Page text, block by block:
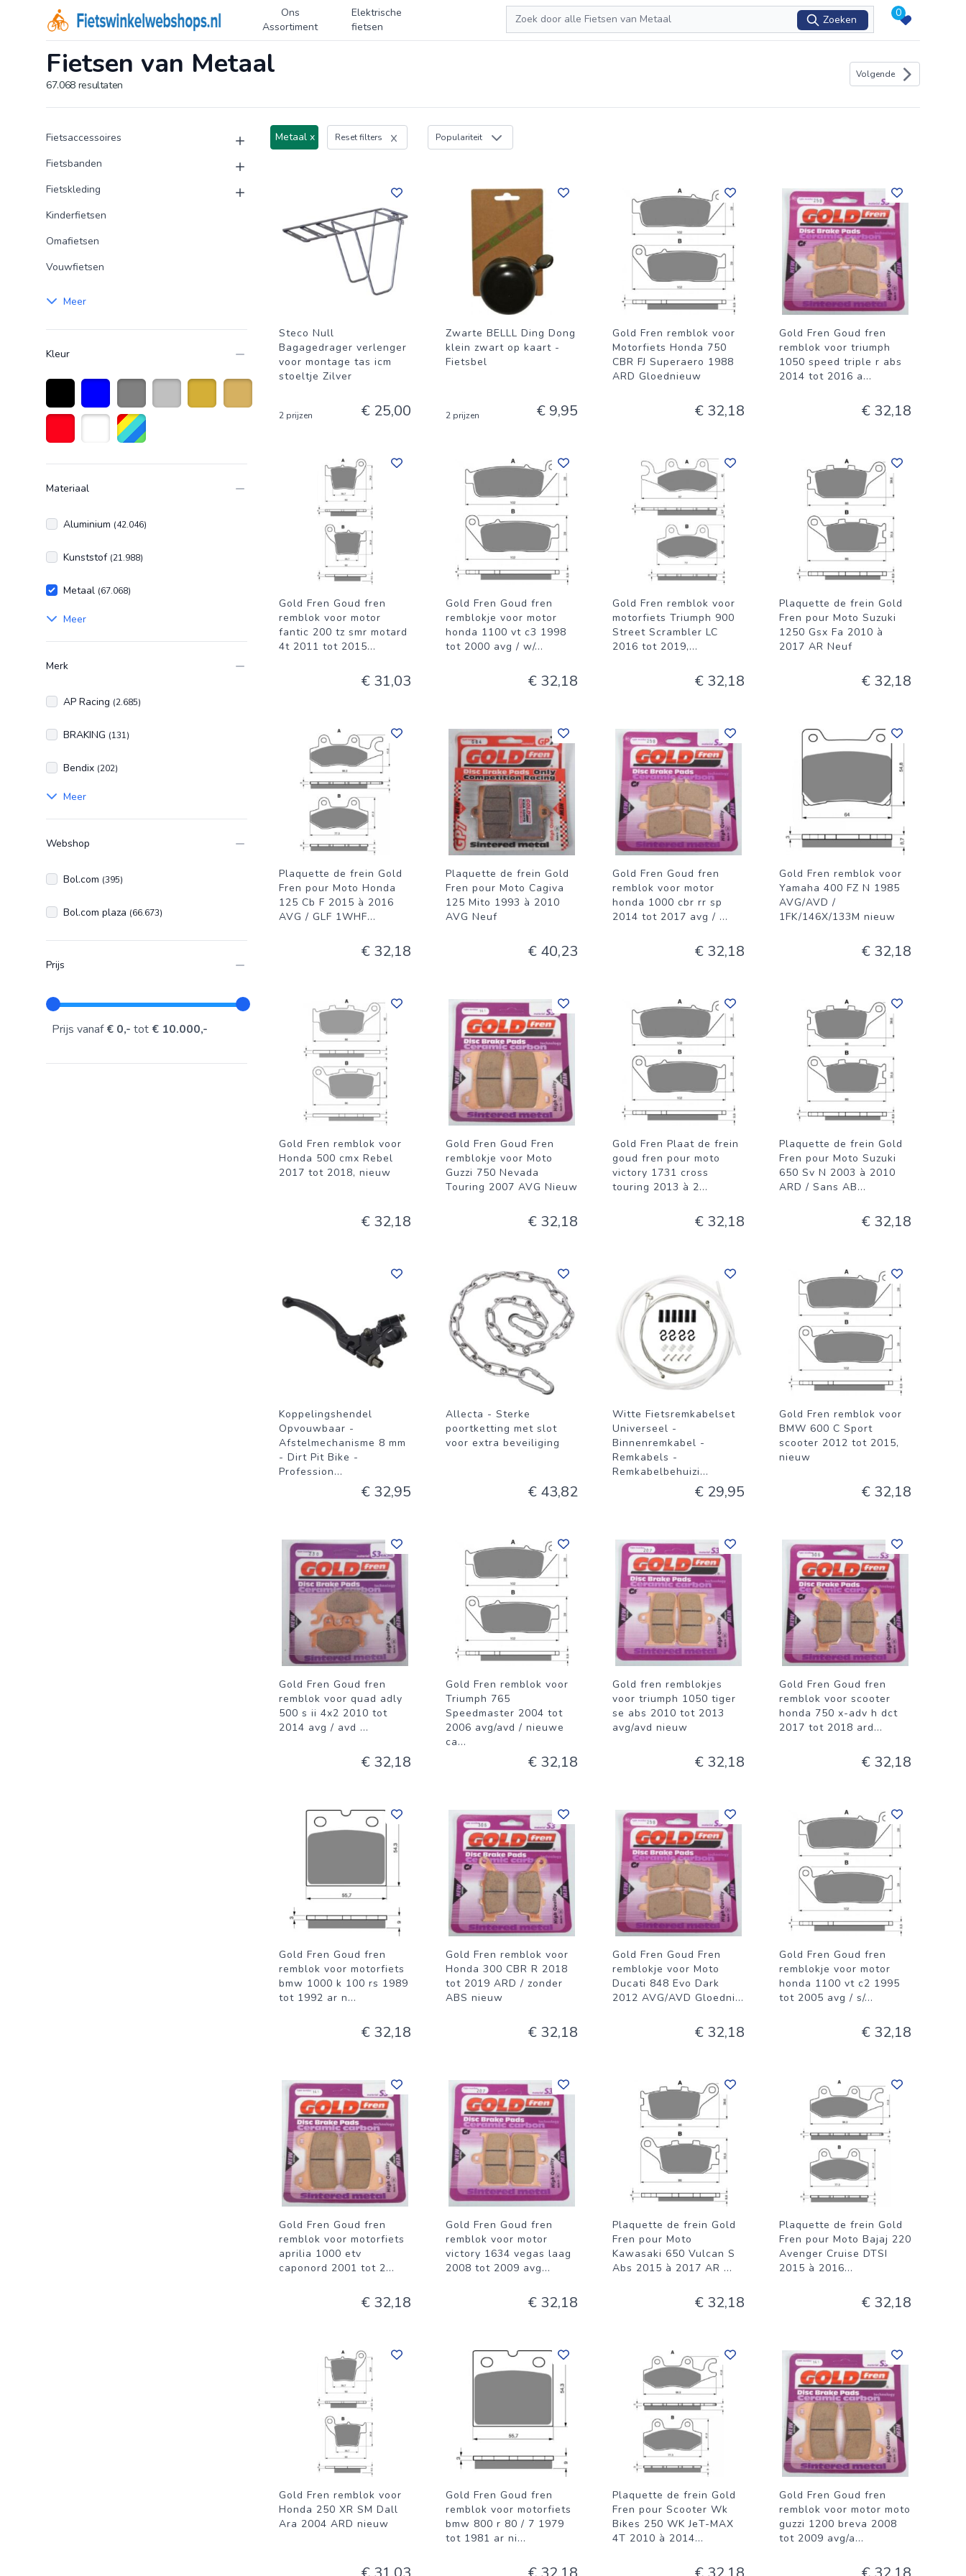
Logo Fietswinkelwebshops.nl
Ons
Assortiment
Elektrische
fietsen
Zoeken
Zoeken
0
Fietsen van Metaal
67.068 resultaten
Volgende
Producten
Product categorieën
Fietsaccessoires
Fietsbanden
Fietskleding
Kinderfietsen
Omafietsen
Vouwfietsen
Meer
Kleur
Zwart Blauw Grijs
Materiaal
Aluminium (42.046)
Kunststof (21.988)
Metaal (67.068)
Meer
Merk
AP Racing (2.685)
BRAKING (131)
Bendix (202)
Meer
Webshop
Bol.com (395)
Bol.com plaza (66.673)
Prijs
Prijs vanaf€ 0,- tot € 10.000,-
Metaal x Reset filters Populariteit
Steco Null
Bagagedrager verlenger
voor montage tas icm
stoeltje Zilver
2 prijzen € 25,00
Zwarte BELLL Ding Dong
klein zwart op kaart -
Fietsbel
2 prijzen € 9,95
Gold Fren remblok voor
Motorfiets Honda 750
CBR FJ Superaero 1988
ARD Gloednieuw
€ 32,18
Gold Fren Goud fren
remblok voor triumph
1050 speed triple r abs
2014 tot 2016 a...
€ 32,18
Gold Fren Goud fren
remblok voor motor
fantic 200 tz smr motard
4t 2011 tot 2015...
€ 31,03
Gold Fren Goud fren
remblokje voor motor
honda 1100 vt c3 1998
tot 2000 avg / w/...
€ 32,18
Gold Fren remblok voor
motorfiets Triumph 900
Street Scrambler LC
2016 tot 2019,...
€ 32,18
Plaquette de frein Gold
Fren pour Moto Suzuki
1250 Gsx Fa 2010 à
2017 AR Neuf
€ 32,18
Plaquette de frein Gold
Fren pour Moto Honda
125 Cb F 2015 à 2016
AVG / GLF 1WHF...
€ 32,18
Plaquette de frein Gold
Fren pour Moto Cagiva
125 Mito 1993 à 2010
AVG Neuf
€ 40,23
Gold Fren Goud fren
remblok voor motor
honda 1000 cbr rr sp
2014 tot 2017 avg / ...
€ 32,18
Gold Fren remblok voor
Yamaha 400 FZ N 1985
AVG/AVD /
1FK/146X/133M nieuw
€ 32,18
Gold Fren remblok voor
Honda 500 cmx Rebel
2017 tot 2018, nieuw
€ 32,18
Gold Fren Goud Fren
remblokje voor Moto
Guzzi 750 Nevada
Touring 2007 AVG Nieuw
€ 32,18
Gold Fren Plaat de frein
goud fren pour moto
victory 1731 cross
touring 2013 à 2...
€ 32,18
Plaquette de frein Gold
Fren pour Moto Suzuki
650 Sv N 2003 à 2010
ARD / Sans AB...
€ 32,18
Koppelingshendel
Opvouwbaar -
Afstelmechanisme 8 mm
- Dirt Pit Bike -
Profession...
€ 32,95
Allecta - Sterke
poortketting met slot
voor extra beveiliging
€ 43,82
Witte Fietsremkabelset
Universeel -
Binnenremkabel -
Remkabels -
Remkabelbehuizi...
€ 29,95
Gold Fren remblok voor
BMW 600 C Sport
scooter 2012 tot 2015,
nieuw
€ 32,18
Gold Fren Goud fren
remblok voor quad adly
500 s ii 4x2 2010 tot
2014 avg / avd ...
€ 32,18
Gold Fren remblok voor
Triumph 765
Speedmaster 2004 tot
2006 avg/avd / nieuwe
ca...
€ 32,18
Gold fren remblokjes
voor triumph 1050 tiger
se abs 2010 tot 2013
avg/avd nieuw
€ 32,18
Gold Fren Goud fren
remblok voor scooter
honda 750 x-adv h dct
2017 tot 2018 ard...
€ 32,18
Gold Fren Goud fren
remblok voor motorfiets
bmw 1000 k 100 rs 1989
tot 1992 ar n...
€ 32,18
Gold Fren remblok voor
Honda 300 CBR R 2018
tot 2019 ARD / zonder
ABS nieuw
€ 32,18
Gold Fren Goud Fren
remblokje voor Moto
Ducati 848 Evo Dark
2012 AVG/AVD Gloedni...
€ 32,18
Gold Fren Goud fren
remblokje voor motor
honda 1100 vt c2 1995
tot 2005 avg / s/...
€ 32,18
Gold Fren Goud fren
remblok voor motorfiets
aprilia 1000 etv
caponord 2001 tot 2...
€ 32,18
Gold Fren Goud fren
remblok voor motor
victory 1634 vegas laag
2008 tot 2009 avg...
€ 32,18
Plaquette de frein Gold
Fren pour Moto
Kawasaki 650 Vulcan S
Abs 2015 à 2017 AR ...
€ 32,18
Plaquette de frein Gold
Fren pour Moto Bajaj 220
Avenger Cruise DTSI
2015 à 2016...
€ 32,18
Gold Fren remblok voor
Honda 250 XR SM Dall
Ara 2004 ARD nieuw
Gold Fren Goud fren
remblok voor motorfiets
bmw 800 r 80 / 7 1979
tot 1981 ar ni...
Plaquette de frein Gold
Fren pour Scooter Wk
Bikes 250 WK JeT-MAX
4T 2010 à 2014...
Gold Fren Goud fren
remblok voor motor moto
guzzi 1200 breva 2008
tot 2009 avg/a...